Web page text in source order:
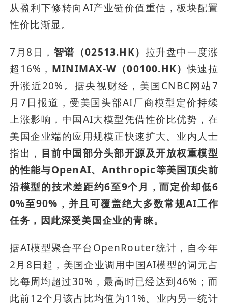
从盈利下修转向AI产业链价值重估，板块配置
性价比渐显。
7月8日， 智谱（02513.HK） 拉升盘中一度涨
超16%， MINIMAX-W（00100.HK）快速拉
升涨近20%。据央视财经，美国CNBC网站7
月7日报道，受美国头部AI厂商模型定价持续
上涨影响，中国AI大模型凭借性价比优势，在
美国企业端的应用规模正快速扩大。业内人士
指出， 目前中国部分头部开源及开放权重模型
的性能与OpenAI、Anthropic等美国顶尖前
沿模型的技术差距约6至9个月，而定价却低6
0%至90%，并且可覆盖绝大多数常规AI工作
任务，因此深受美国企业的青睐。
据AI模型聚合平台OpenRouter统计，自今年
2月8日起，美国企业调用中国AI模型的词元占
比每周均超过30%，最高时已经达到46%；而
此前12个月该占比均值为11%。业内另一统计